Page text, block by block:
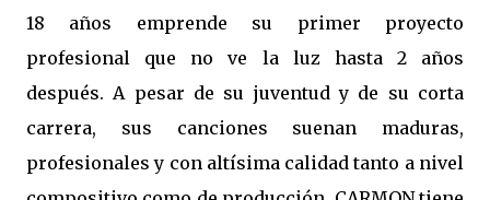
18 años emprende su primer proyecto
profesional que no ve la luz hasta 2 años
después. A pesar de su juventud y de su corta
carrera, sus canciones suenan maduras,
profesionales y con altísima calidad tanto a nivel